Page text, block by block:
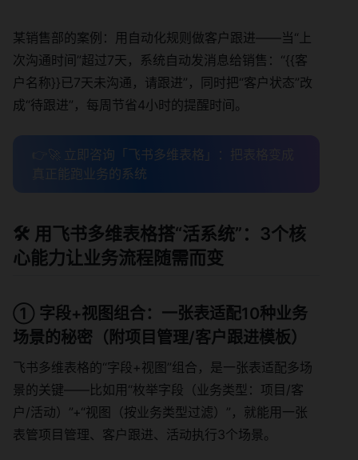
某销售部的案例：用自动化规则做客户跟进——当“上
次沟通时间”超过7天，系统自动发消息给销售：“{{客
户名称}}已7天未沟通，请跟进”，同时把“客户状态”改
成“待跟进”，每周节省4小时的提醒时间。
👉🚀 立即咨询「飞书多维表格」：把表格变成
真正能跑业务的系统
🛠️ 用飞书多维表格搭“活系统”：3个核
心能力让业务流程随需而变
① 字段+视图组合：一张表适配10种业务
场景的秘密（附项目管理/客户跟进模板）
飞书多维表格的“字段+视图”组合，是一张表适配多场
景的关键——比如用“枚举字段（业务类型：项目/客
户/活动）”+“视图（按业务类型过滤）”，就能用一张
表管项目管理、客户跟进、活动执行3个场景。